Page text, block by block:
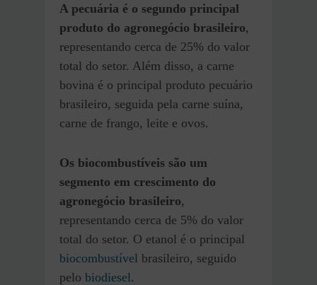
A pecuária é o segundo principal
produto do agronegócio brasileiro,
representando cerca de 25% do valor
total do setor. Além disso, a carne
bovina é o principal produto pecuário
brasileiro, seguida pela carne suína,
carne de frango, leite e ovos.
Os biocombustíveis são um
segmento em crescimento do
agronegócio brasileiro,
representando cerca de 5% do valor
total do setor. O etanol é o principal
biocombustível brasileiro, seguido
pelo biodiesel.